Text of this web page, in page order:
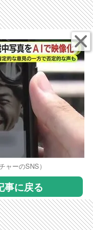
ャーのSNS）
事に戻る